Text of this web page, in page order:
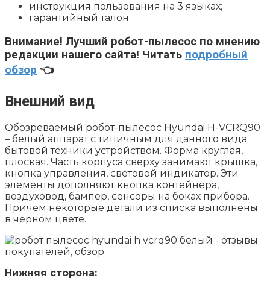
инструкция пользования на 3 языках;
гарантийный талон.
Внимание! Лучший робот-пылесос по мнению
редакции нашего сайта! Читать подробный
обзор 👈
Внешний вид
Обозреваемый робот-пылесос Hyundai H-VCRQ90
– белый аппарат с типичным для данного вида
бытовой техники устройством. Форма круглая,
плоская. Часть корпуса сверху занимают крышка,
кнопка управления, световой индикатор. Эти
элементы дополняют кнопка контейнера,
воздуховод, бампер, сенсоры на боках прибора.
Причем некоторые детали из списка выполнены
в черном цвете.
Нижняя сторона: